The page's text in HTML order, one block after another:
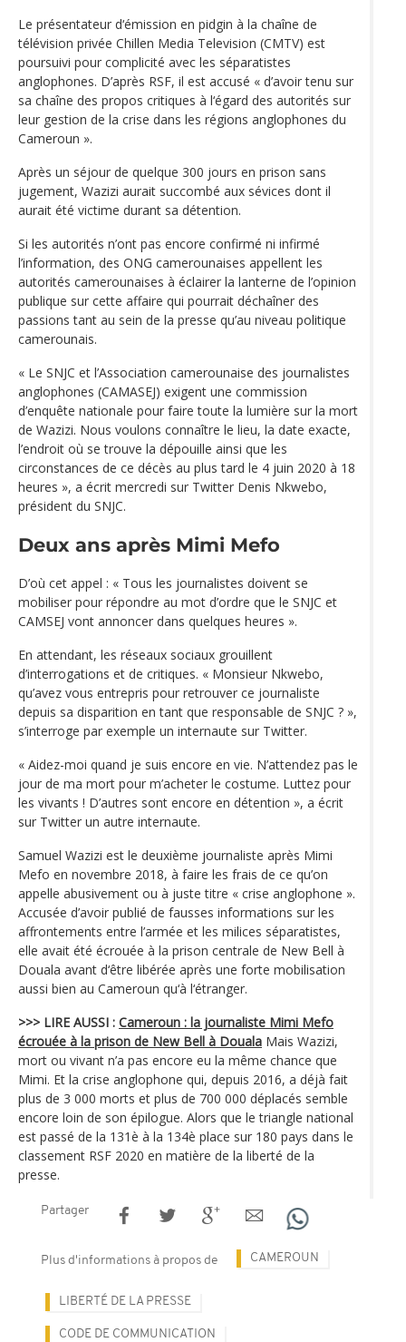
Le présentateur d‘émission en pidgin à la chaîne de
télévision privée Chillen Media Television (CMTV) est
poursuivi pour complicité avec les séparatistes
anglophones. D’après RSF, il est accusé « d’avoir tenu sur
sa chaîne des propos critiques à l‘égard des autorités sur
leur gestion de la crise dans les régions anglophones du
Cameroun ».
Après un séjour de quelque 300 jours en prison sans
jugement, Wazizi aurait succombé aux sévices dont il
aurait été victime durant sa détention.
Si les autorités n’ont pas encore confirmé ni infirmé
l’information, des ONG camerounaises appellent les
autorités camerounaises à éclairer la lanterne de l’opinion
publique sur cette affaire qui pourrait déchaîner des
passions tant au sein de la presse qu’au niveau politique
camerounais.
« Le SNJC et l’Association camerounaise des journalistes
anglophones (CAMASEJ) exigent une commission
d’enquête nationale pour faire toute la lumière sur la mort
de Wazizi. Nous voulons connaître le lieu, la date exacte,
l’endroit où se trouve la dépouille ainsi que les
circonstances de ce décès au plus tard le 4 juin 2020 à 18
heures », a écrit mercredi sur Twitter Denis Nkwebo,
président du SNJC.
Deux ans après Mimi Mefo
D’où cet appel : « Tous les journalistes doivent se
mobiliser pour répondre au mot d’ordre que le SNJC et
CAMSEJ vont annoncer dans quelques heures ».
En attendant, les réseaux sociaux grouillent
d’interrogations et de critiques. « Monsieur Nkwebo,
qu’avez vous entrepris pour retrouver ce journaliste
depuis sa disparition en tant que responsable de SNJC ? »,
s’interroge par exemple un internaute sur Twitter.
« Aidez-moi quand je suis encore en vie. N’attendez pas le
jour de ma mort pour m’acheter le costume. Luttez pour
les vivants ! D’autres sont encore en détention », a écrit
sur Twitter un autre internaute.
Samuel Wazizi est le deuxième journaliste après Mimi
Mefo en novembre 2018, à faire les frais de ce qu’on
appelle abusivement ou à juste titre « crise anglophone ».
Accusée d’avoir publié de fausses informations sur les
affrontements entre l’armée et les milices séparatistes,
elle avait été écrouée à la prison centrale de New Bell à
Douala avant d‘être libérée après une forte mobilisation
aussi bien au Cameroun qu‘à l‘étranger.
>>> LIRE AUSSI : Cameroun : la journaliste Mimi Mefo
écrouée à la prison de New Bell à Douala Mais Wazizi,
mort ou vivant n’a pas encore eu la même chance que
Mimi. Et la crise anglophone qui, depuis 2016, a déjà fait
plus de 3 000 morts et plus de 700 000 déplacés semble
encore loin de son épilogue. Alors que le triangle national
est passé de la 131è à la 134è place sur 180 pays dans le
classement RSF 2020 en matière de la liberté de la
presse.
Partager
Plus d'informations à propos de CAMEROUN
LIBERTÉ DE LA PRESSE
CODE DE COMMUNICATION